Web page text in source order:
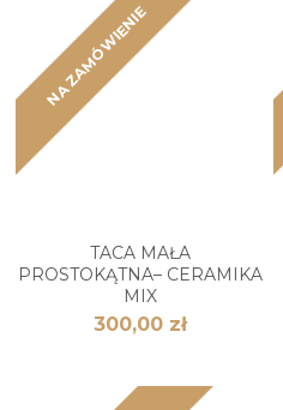
NA ZAMÓWIENIE
TACA MAŁA
PROSTOKĄTNA– CERAMIKA
MIX
300,00 zł